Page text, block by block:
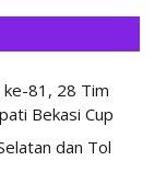
ke-81, 28 Tim
Bekasi Cup
dan Tol